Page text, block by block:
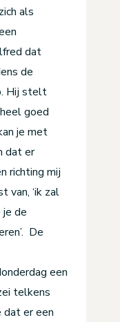
als
dat
de
Hij stelt
goed
je met
dat er
richting mij
van, ‘ik zal
de
De
een
telkens
dat er een